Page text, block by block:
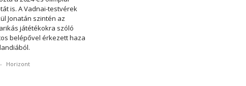
is. A Vadnai-testvérek
Jonatán szintén az
játétékokra szóló
belépővel érkezett haza
- Horizont